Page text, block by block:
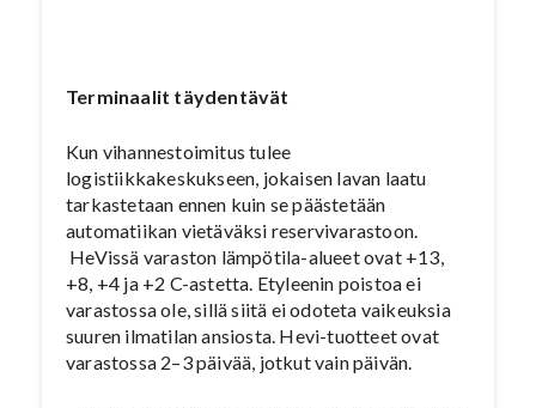
Terminaalit täydentävät
Kun vihannestoimitus tulee
logistiikkakeskukseen, jokaisen lavan laatu
tarkastetaan ennen kuin se päästetään
automatiikan vietäväksi reservivarastoon.
HeVissä varaston lämpötila-alueet ovat +13,
+8, +4 ja +2 C-astetta. Etyleenin poistoa ei
varastossa ole, sillä siitä ei odoteta vaikeuksia
suuren ilmatilan ansiosta. Hevi-tuotteet ovat
varastossa 2–3 päivää, jotkut vain päivän.